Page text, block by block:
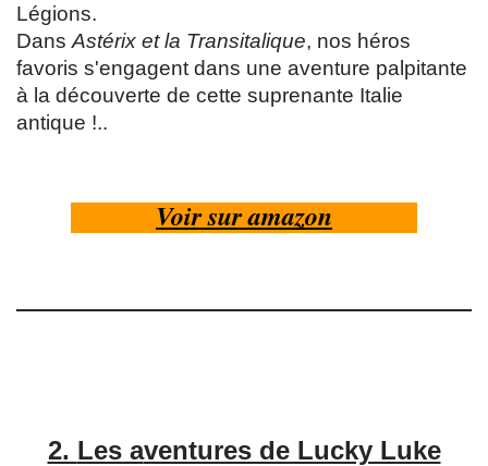
Légions.
Dans Astérix et la Transitalique, nos héros
favoris s'engagent dans une aventure palpitante
à la découverte de cette suprenante Italie
antique !..
Voir sur amazon
2. Les aventures de Lucky Luke